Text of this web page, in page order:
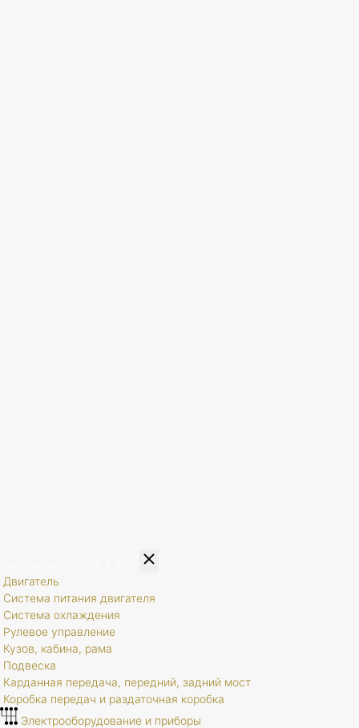
Двигатель
Система питания двигателя
Система охлаждения
Рулевое управление
Кузов, кабина, рама
Подвеска
Карданная передача, передний, задний мост
Коробка передач и раздаточная коробка
Электрооборудование и приборы